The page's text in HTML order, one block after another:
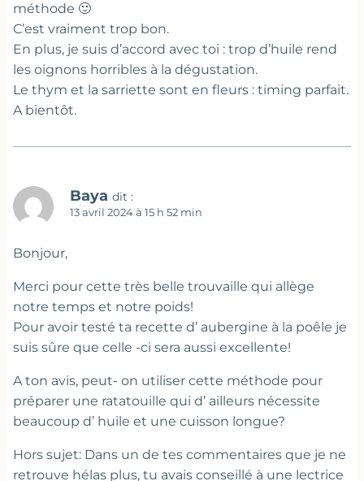
méthode 🙂
C’est vraiment trop bon.
En plus, je suis d’accord avec toi : trop d’huile rend
les oignons horribles à la dégustation.
Le thym et la sarriette sont en fleurs : timing parfait.
A bientôt.
Baya dit :
13 avril 2024 à 15 h 52 min
Bonjour,
Merci pour cette très belle trouvaille qui allège
notre temps et notre poids!
Pour avoir testé ta recette d’ aubergine à la poêle je
suis sûre que celle -ci sera aussi excellente!
A ton avis, peut- on utiliser cette méthode pour
préparer une ratatouille qui d’ ailleurs nécessite
beaucoup d’ huile et une cuisson longue?
Hors sujet: Dans un de tes commentaires que je ne
retrouve hélas plus, tu avais conseillé à une lectrice